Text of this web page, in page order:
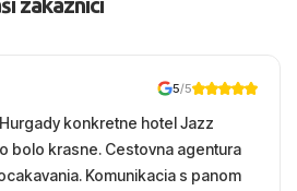
zákazníci
5/5
konkretne hotel Jazz
bolo krasne. Cestovna agentura
Komunikacia s panom